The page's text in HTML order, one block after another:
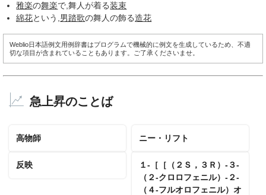
雅楽の舞楽で,舞人が着る装束
綿花という, 男踏歌の舞人の飾る造花
Weblio日本語例文用例辞書はプログラムで機械的に例文を生成しているため、不適
切な項目が含まれていることもあります。ご了承くださいませ。
急上昇のことば
高物師 ニー・リフト
反映
１‐［［（２Ｓ，３Ｒ）‐３‐
（２‐クロロフェニル）‐２‐
（４‐フルオロフェニル）オ